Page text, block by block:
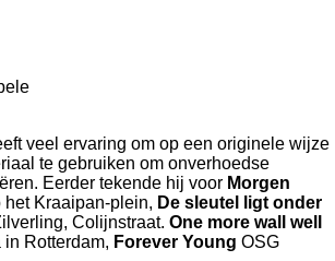
veel ervaring om op een originele wijze
te gebruiken om onverhoedse
Eerder tekende hij voor Morgen
het Kraaipan-plein, De sleutel ligt onder
Colijnstraat. One more wall well
Rotterdam, Forever Young OSG